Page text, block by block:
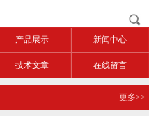
产品展示 新闻中心
技术文章 在线留言
更多>>